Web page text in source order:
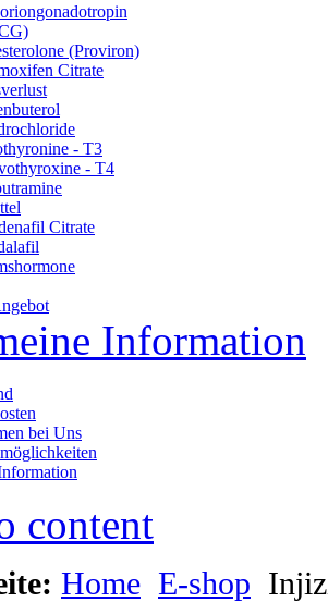
(Proviron)
Citrate
- T3
- T4
Citrate
Information
bei Uns
content
Home E-shop